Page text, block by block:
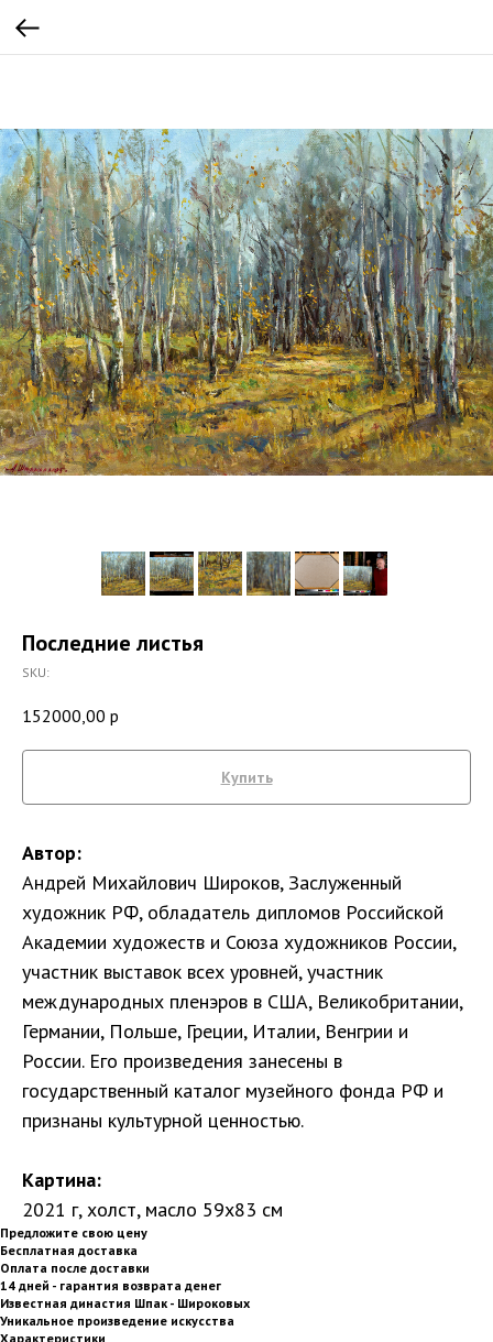
Последние листья
SKU:
152000,00 р
Купить
Автор:
Андрей Михайлович Широков, Заслуженный
художник РФ, обладатель дипломов Российской
Академии художеств и Союза художников России,
участник выставок всех уровней, участник
международных пленэров в США, Великобритании,
Германии, Польше, Греции, Италии, Венгрии и
России. Его произведения занесены в
государственный каталог музейного фонда РФ и
признаны культурной ценностью.
Картина:
2021 г, холст, масло 59х83 см
Предложите свою цену
Бесплатная доставка
Оплата после доставки
14 дней - гарантия возврата денег
Известная династия Шпак - Широковых
Уникальное произведение искусства
Характеристики